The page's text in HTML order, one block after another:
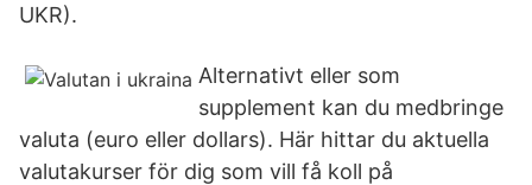
UKR).
Alternativt eller som
supplement kan du medbringe
valuta (euro eller dollars). Här hittar du aktuella
valutakurser för dig som vill få koll på